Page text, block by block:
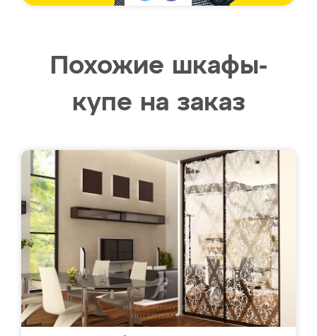
Похожие шкафы-
купе на заказ